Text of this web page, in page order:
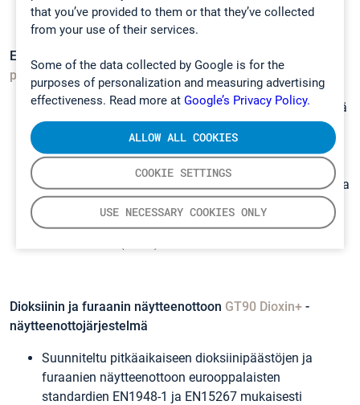
that you’ve provided to them or that they’ve collected
from your use of their services.
Some of the data collected by Google is for the
purposes of personalization and measuring advertising
effectiveness. Read more at Google’s Privacy Policy.
COOKIE SETTINGS
USE NECESSARY COOKIES ONLY
ALLOW ALL COOKIES
Elohopean jatkuvatoimiseen mittaamiseen
päästömittausjärjestelmät
Mittaa jatkuvatoimisesti elohopeaa kuumista, märistä
ja syövyttävistä kaasuvirroista
Maailman alhaisin sertifioitu mittausaluealue (0-5
3
Automaattisen QAL3-testin ansiosta huolto on nopeaa
ja minimoi seisokkiajan
CMM-järjestelmä hyödyntää Cold Vapor Atomic
Dioksiinin ja furaanin näytteenottoon GT90 Dioxin+ -
näytteenottojärjestelmä
Suunniteltu pitkäaikaiseen dioksiinipäästöjen ja
furaanien näytteenottoon eurooppalaisten
standardien EN1948-1 ja EN15267 mukaisesti